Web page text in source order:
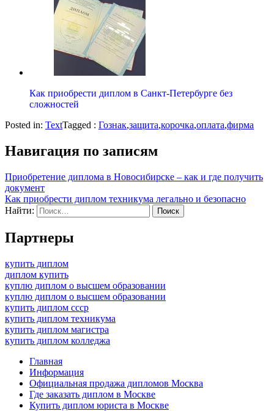
Как приобрести диплом в Санкт-Петербурге без
сложностей
Posted in: TextTagged : Гознак,защита,корочка,оплата,фирма
Навигация по записям
Приобретение диплома в Новосибирске – как и где получить
документ
Как приобрести диплом техникума легально и безопасно
Найти:
Партнеры
купить диплом
диплом купить
куплю диплом о высшем образовании
куплю диплом о высшем образовании
купить диплом ссср
купить диплом техникума
купить диплом магистра
купить диплом колледжа
Главная
Информация
Официальная продажа дипломов Москва
Где заказать диплом в Москве
Купить диплом юриста в Москве